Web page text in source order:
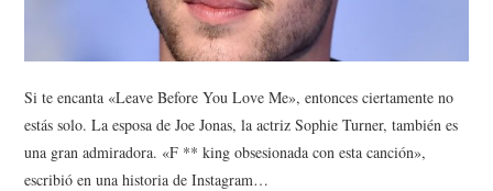
Si te encanta «Leave Before You Love Me», entonces ciertamente no
estás solo. La esposa de Joe Jonas, la actriz Sophie Turner, también es
una gran admiradora. «F ** king obsesionada con esta canción»,
escribió en una historia de Instagram…